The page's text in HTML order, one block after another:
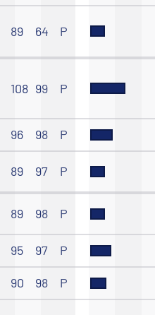
89 64 P
108 99 P
96 98
P
89 97 P
89 98 P
95 97
P
90 98
P